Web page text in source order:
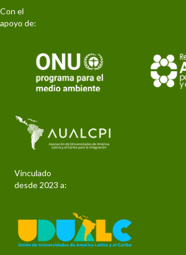
Con el
apoyo de:
Vinculado
desde 2023 a: